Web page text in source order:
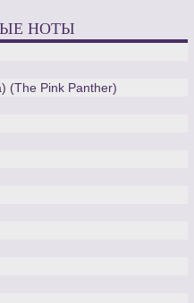
НОТЫ
(The Pink Panther)